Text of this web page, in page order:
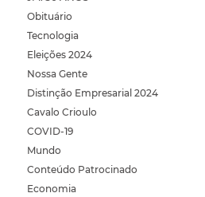
Obituário
Tecnologia
Eleições 2024
Nossa Gente
Distinção Empresarial 2024
Cavalo Crioulo
COVID-19
Mundo
Conteúdo Patrocinado
Economia